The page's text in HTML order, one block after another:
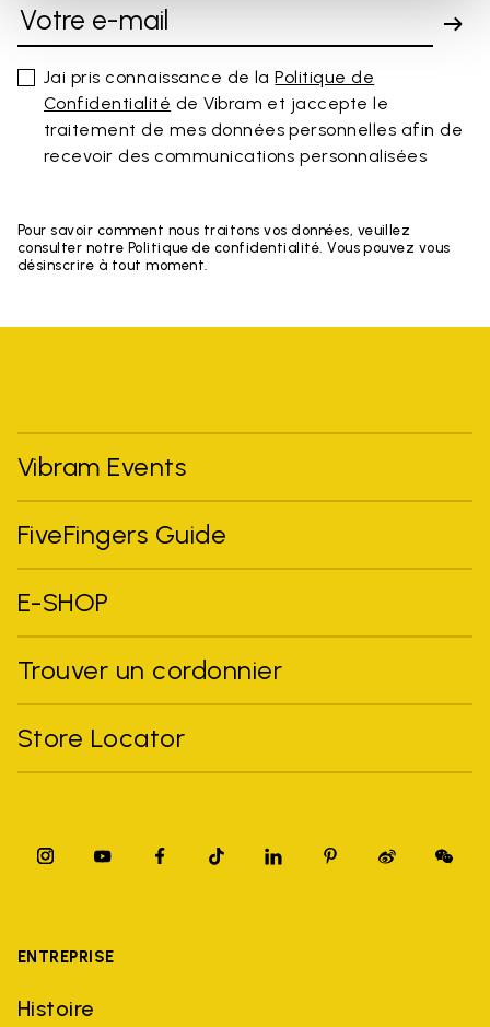
Jai pris connaissance de laPolitique de
Confidentialité de Vibram et jaccepte le
traitement de mes données personnelles afin de
recevoir des communications personnalisées
Pour savoir comment nous traitons vos données, veuillez
consulter notre Politique de confidentialité. Vous pouvez vous
désinscrire à tout moment.
Vibram Events
FiveFingers Guide
E-SHOP
Trouver un cordonnier
Store Locator
ENTREPRISE
Histoire